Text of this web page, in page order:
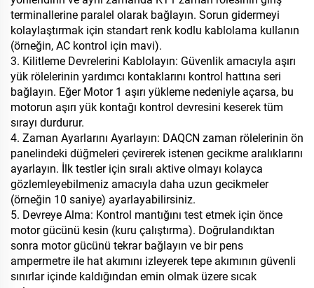
terminallerine paralel olarak bağlayın. Sorun gidermeyi
kolaylaştırmak için standart renk kodlu kablolama kullanın
(örneğin, AC kontrol için mavi).
3. Kilitleme Devrelerini Kablolayın: Güvenlik amacıyla aşırı
yük rölelerinin yardımcı kontaklarını kontrol hattına seri
bağlayın. Eğer Motor 1 aşırı yükleme nedeniyle açarsa, bu
motorun aşırı yük kontağı kontrol devresini keserek tüm
sırayı durdurur.
4. Zaman Ayarlarını Ayarlayın: DAQCN zaman rölelerinin ön
panelindeki düğmeleri çevirerek istenen gecikme aralıklarını
ayarlayın. İlk testler için sıralı aktive olmayı kolayca
gözlemleyebilmeniz amacıyla daha uzun gecikmeler
(örneğin 10 saniye) ayarlayabilirsiniz.
5. Devreye Alma: Kontrol mantığını test etmek için önce
motor gücünü kesin (kuru çalıştırma). Doğrulandıktan
sonra motor gücünü tekrar bağlayın ve bir pens
ampermetre ile hat akımını izleyerek tepe akımının güvenli
sınırlar içinde kaldığından emin olmak üzere sıcak